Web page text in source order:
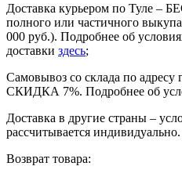
Доставка курьером по Туле –
полного или частичного
000 руб.). Подробнее об
доставки здесь;
Самовывоз со склада по адресу
СКИДКА 7%. Подробнее об
Доставка в другие страны –
рассчитывается
Возврат товара: